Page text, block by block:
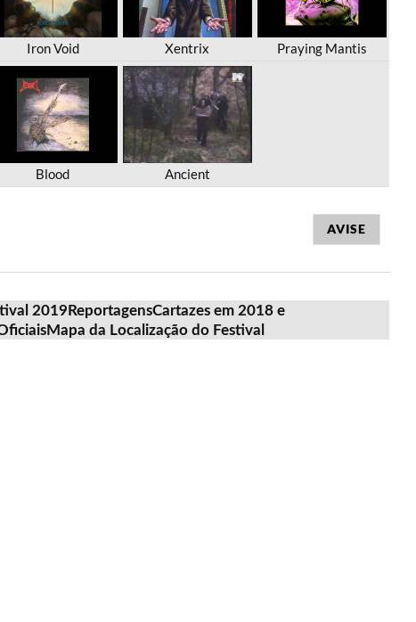
Iron Void Xentrix Praying Mantis
Blood Ancient
AVISE
2019 ReportagensCartazes em 2018 e
Mapa da Localização do Festival